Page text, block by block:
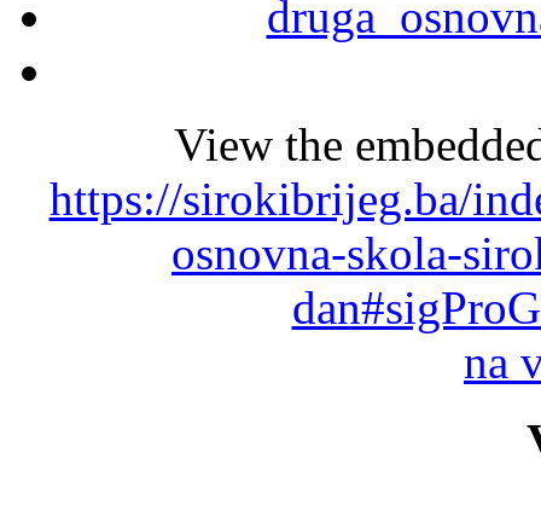
View the
https://sirokibrijeg.ba/
osnovna-skola-
na